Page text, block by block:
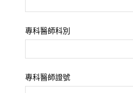
專科醫師科別
專科醫師證號